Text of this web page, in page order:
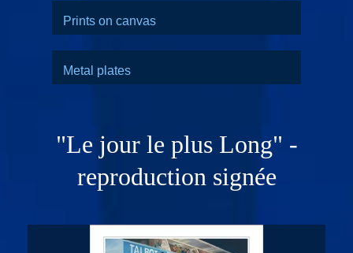
Prints on canvas
Metal plates
"Le jour le plus Long" -
reproduction signée